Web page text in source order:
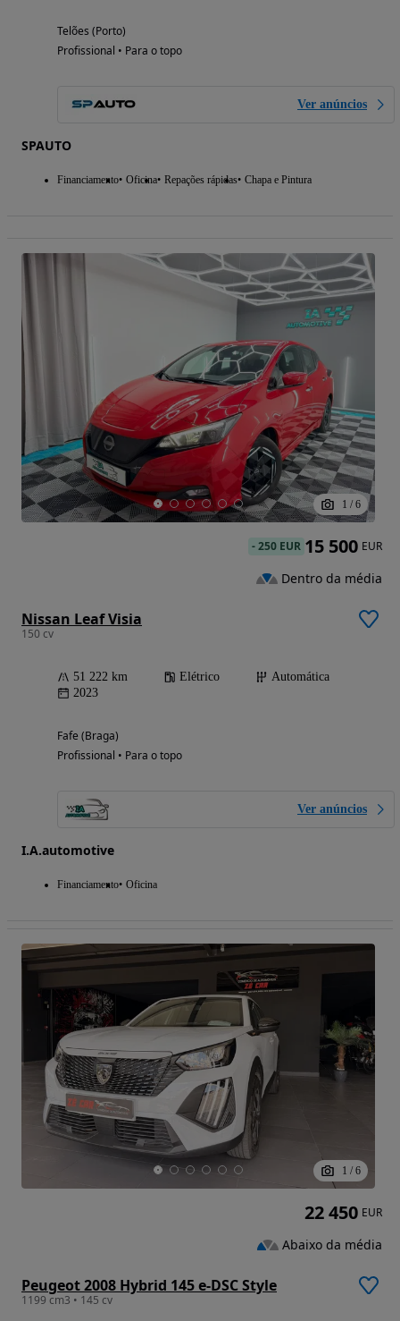
Telões (Porto)
Profissional • Para o topo
Ver anúncios
SPAUTO
Financiamento Oficina Repações rápidas Chapa e Pintura
1 / 6
Nissan Leaf Visia
150 cv
51 222 km Elétrico
Automática
2023
Fafe (Braga)
Profissional • Para o topo
Ver anúncios
I.A.automotive
Financiamento Oficina
-250 EUR 15 500 EUR
Dentro da média
1 / 6
Peugeot 2008 Hybrid 145 e-DSC Style
1199 cm3 • 145 cv
22 450 EUR
Abaixo da média